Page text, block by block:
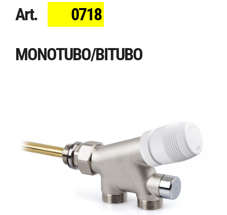
Art. 0718
MONOTUBO/BITUBO